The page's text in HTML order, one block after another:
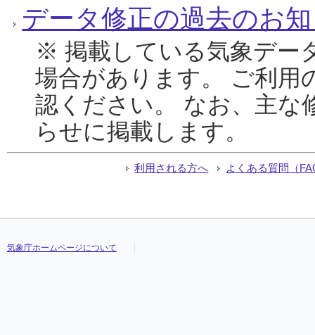
データ修正の過去のお
※ 掲載している気象デー
場合があります。 ご利用
認ください。 なお、主な
らせに掲載します。
利用される方へ よくある質問（
気象庁ホームページについて